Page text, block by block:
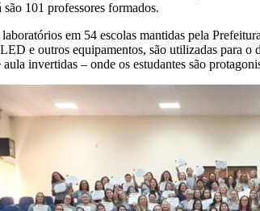
101 professores formados.
em 54 escolas mantidas pela
e outros equipamentos, são utilizadas para
invertidas – onde os estudantes são